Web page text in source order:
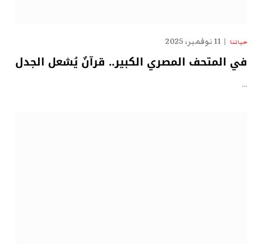
حياتنا 11 نوفمبر، 2025
في المتحف المصري الكبير.. قرآنٌ يُشعل الجدل
…